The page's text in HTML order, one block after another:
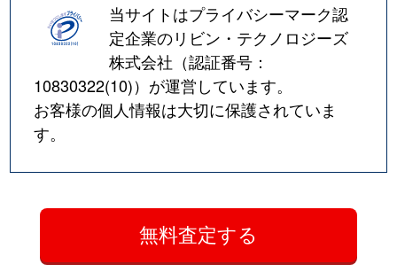
当サイトはプライバシーマーク認
定企業のリビン・テクノロジーズ
株式会社（認証番号：
10830322(10)）が運営しています。
お客様の個人情報は大切に保護されていま
す。